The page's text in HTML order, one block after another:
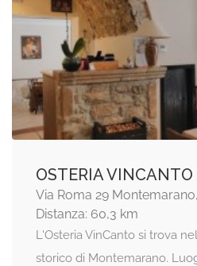
OSTERIA VINCANTO
Via Roma 29
Distanza: 60,3 km
L'Osteria VinCanto si trova
storico di Montemarano.